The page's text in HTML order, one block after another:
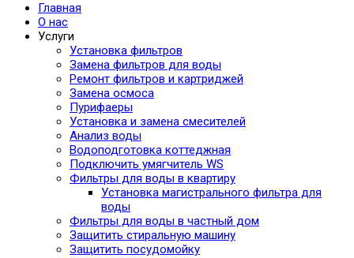
Главная
О нас
Услуги
Установка фильтров
Замена фильтров для воды
Ремонт фильтров и картриджей
Замена осмоса
Пурифаеры
Установка и замена смесителей
Анализ воды
Водоподготовка коттеджная
Подключить умягчитель WS
Фильтры для воды в квартиру
Установка магистрального фильтра для
воды
Фильтры для воды в частный дом
Защитить стиральную машину
Защитить посудомойку